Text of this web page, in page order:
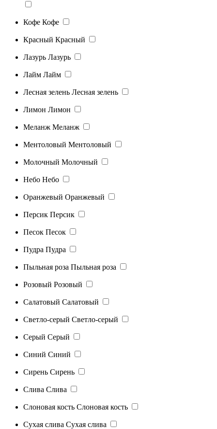
Кофе Кофе
Красный Красный
Лазурь Лазурь
Лайм Лайм
Лесная зелень Лесная зелень
Лимон Лимон
Меланж Меланж
Ментоловый Ментоловый
Молочный Молочный
Небо Небо
Оранжевый Оранжевый
Персик Персик
Песок Песок
Пудра Пудра
Пыльная роза Пыльная роза
Розовый Розовый
Салатовый Салатовый
Светло-серый Светло-серый
Серый Серый
Синий Синий
Сирень Сирень
Слива Слива
Слоновая кость Слоновая кость
Сухая слива Сухая слива